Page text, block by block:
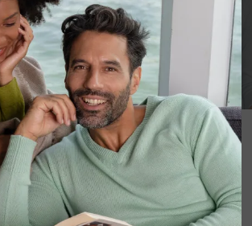
katalog besplatno
tiskanog kataloga, napišite
i kontakt podatke i mi ćemo Vam ga